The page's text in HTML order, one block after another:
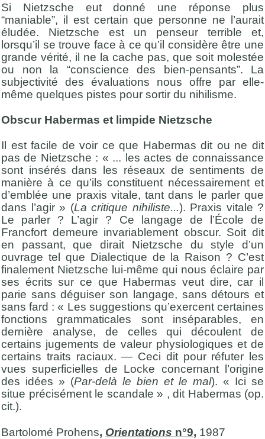
Si Nietzsche eut donné une réponse plus
“maniable”, il est certain que personne ne l’aurait
éludée. Nietzsche est un penseur terrible et,
lorsqu’il se trouve face à ce qu’il considère être une
grande vérité, il ne la cache pas, que soit molestée
ou non la “conscience des bien-pensants”. La
subjectivité des évaluations nous offre par elle-
même quelques pistes pour sortir du nihilisme.
Obscur Habermas et limpide Nietzsche
Il est facile de voir ce que Habermas dit ou ne dit
pas de Nietzsche : « ... les actes de connaissance
sont insérés dans les réseaux de sentiments de
manière à ce qu’ils constituent nécessairement et
d’emblée une praxis vitale, tant dans le parler que
dans l’agir » (La critique nihiliste...). Praxis vitale ?
Le parler ? L’agir ? Ce langage de l’École de
Francfort demeure invariablement obscur. Soit dit
en passant, que dirait Nietzsche du style d’un
ouvrage tel que Dialectique de la Raison ? C’est
finalement Nietzsche lui-même qui nous éclaire par
ses écrits sur ce que Habermas veut dire, car il
parie sans déguiser son langage, sans détours et
sans fard : « Les suggestions qu’exercent certaines
fonctions grammaticales sont inséparables, en
dernière analyse, de celles qui découlent de
certains jugements de valeur physiologiques et de
certains traits raciaux. — Ceci dit pour réfuter les
vues superficielles de Locke concernant l’origine
des idées » (Par-delà le bien et le mal). « Ici se
situe précisément le scandale » , dit Habermas (op.
cit.).
Bartolomé Prohens, Orientations n°9, 1987